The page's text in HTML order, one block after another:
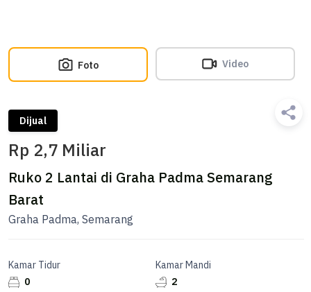
Foto Video
Dijual
Rp 2,7 Miliar
Ruko 2 Lantai di Graha Padma Semarang
Barat
Graha Padma, Semarang
Kamar Tidur
0
Kamar Mandi
2